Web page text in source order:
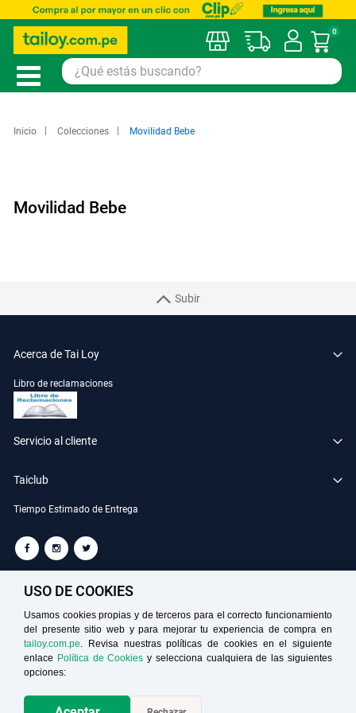
Mi
0
Inicio Colecciones Movilidad Bebe
Movilidad Bebe
Subir
Acerca de Tai Loy
Libro de reclamaciones
Servicio al cliente
Taiclub
Tiempo Estimado de Entrega
TAILOY S.A. RUC: 20100049181
Medios de Pago
USO DE COOKIES
Usamos cookies propias y de terceros para el correcto funcionamiento
del presente sitio web y para mejorar tu experiencia de compra en
tailoy.com.pe. Revisa nuestras políticas de cookies en el siguiente
enlace Política de Cookies y selecciona cualquiera de las siguientes
opciones: